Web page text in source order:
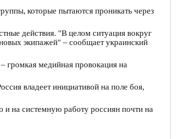
которые пытаются проникать через
действия. "В целом ситуация вокруг
экипажей" – сообщает украинский
– громкая медийная провокация на
владеет инициативой на поле боя,
и на системную работу россиян почти на